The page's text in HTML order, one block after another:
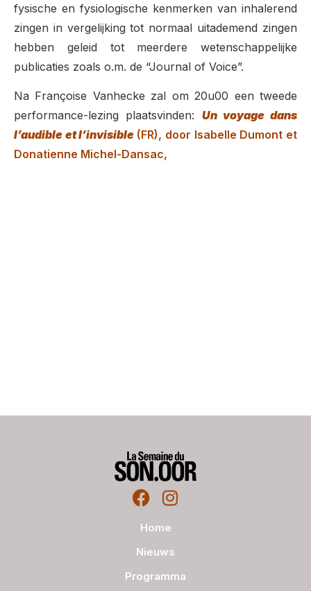
fysische en fysiologische kenmerken van inhalerend
zingen in vergelijking tot normaal uitademend zingen
hebben geleid tot meerdere wetenschappelijke
publicaties zoals o.m. de “Journal of Voice”.
Na Françoise Vanhecke zal om 20u00 een tweede
performance-lezing plaatsvinden: Un voyage dans
l’audible et l’invisible (FR), door Isabelle Dumont et
Donatienne Michel-Dansac,
Home
Nieuws
Programma